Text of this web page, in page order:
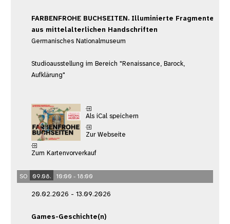
FARBENFROHE BUCHSEITEN. Illuminierte Fragmente
aus mittelalterlichen Handschriften
Germanisches Nationalmuseum
Studioausstellung im Bereich "Renaissance, Barock,
Aufklärung"
Als iCal speichern
Zur Webseite
Zum Kartenvorverkauf
SO 09.08. 10:00 - 18:00
20.02.2026 - 13.09.2026
Games-Geschichte(n)